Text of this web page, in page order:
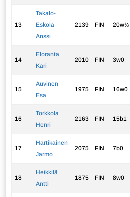
13
Takalo-
Eskola
Anssi
2139 FIN 20w½
14
Eloranta
Kari
2010 FIN 3w0
15
Auvinen
Esa
1975 FIN 16w0
16
Torkkola
Henri
2163 FIN 15b1
17
Hartikainen
Jarmo
2075 FIN 7b0
18
Heikkilä
Antti
1875 FIN 8w0